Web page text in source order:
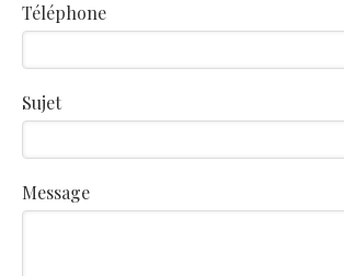
Téléphone
Sujet
Message